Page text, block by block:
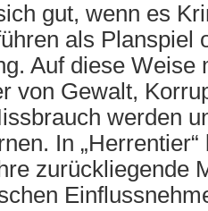
gut, wenn es
als Planspiel
Auf diese Weise
von Gewalt,
werden
In
zurückliegende